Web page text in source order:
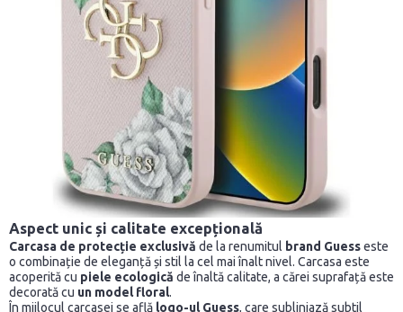
Aspect unic și calitate excepțională
Carcasa de protecție exclusivă de la renumitul brand Guesseste
o combinație de eleganță și stil la cel mai înalt nivel. Carcasa este
acoperită cu piele ecologică de înaltă calitate, a cărei suprafață este
decorată cu un model floral.
În mijlocul carcasei se află logo-ul Guess, care subliniază subtil